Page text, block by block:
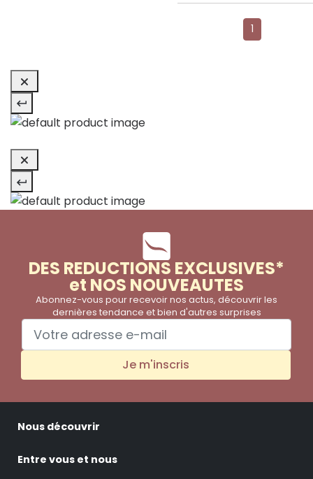
1
DES REDUCTIONS EXCLUSIVES*
et NOS NOUVEAUTES
Abonnez-vous pour recevoir nos actus, découvrir les
dernières tendance et bien d'autres surprises
Je m'inscris
Nous découvrir
Entre vous et nous